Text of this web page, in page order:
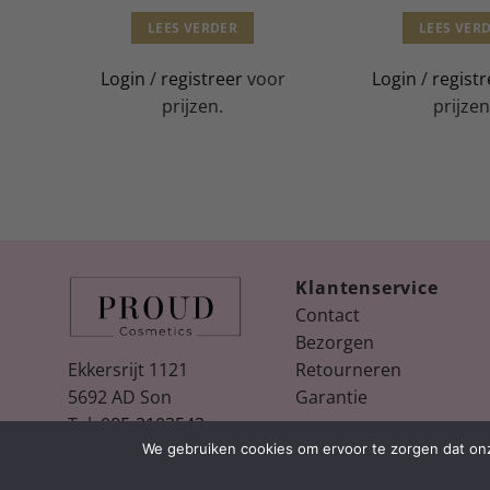
LEES VERDER
Login / registreer voor
prijzen.
LEES
Login /
Ekkersrijt 1121
5692 AD Son
Tel:085-2103543
Klantenservice
Contact
Bezorgen
Retourneren
Garantie
We gebruiken cookies om ervoor te zorgen dat